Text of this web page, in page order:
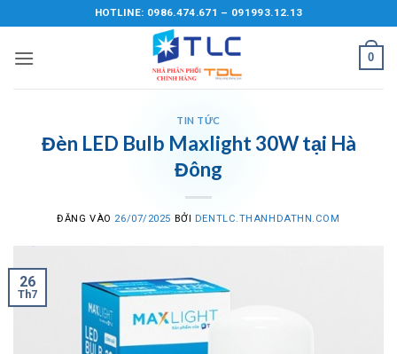
qua
nội
HOTLINE: 0986.474.671 – 091993.12.13
0
TIN TỨC
Đèn LED Bulb Maxlight 30W tại Hà
Đông
ĐĂNG VÀO 26/07/2025 BỞI DENTLC.THANHDATHN.COM
26
Th7